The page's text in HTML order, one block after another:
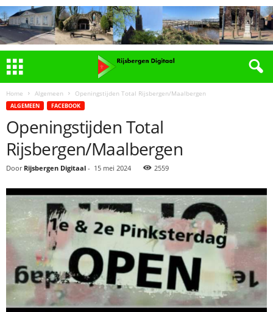
Home Algemeen Openingstijden Total Rijsbergen/Maalbergen
ALGEMEEN FACEBOOK
Openingstijden Total
Rijsbergen/Maalbergen
Door Rijsbergen Digitaal - 15 mei 2024 2559